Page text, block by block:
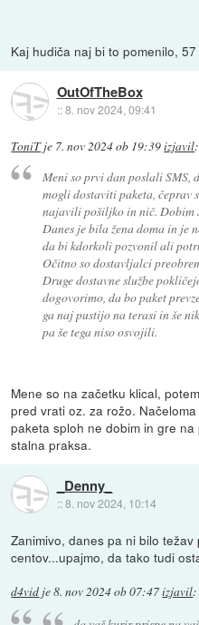
Kaj hudiča naj bi to pomenilo,
OutOfTheBox
::8. nov 2024, 09:41
ToniTje 7. nov 2024 ob 19:39izjavil:
Meni so prvi dan poslali SMS,
mogli dostaviti paketa, čeprav
najavili pošiljko in nič. Dobim
Danes je bila žena doma in je
da bi kdorkoli pozvonil ali
Očitno so dostavljalci
Druge dostavne službe
dogovorimo, da bo paket
ga naj pustijo na terasi in še
pa še tega niso osvojili.
Mene so na začetku klical,
pred vrati oz. za rožo.
paketa sploh ne dobim in gre
stalna praksa.
_Denny_
::8. nov 2024, 10:14
Zanimivo, danes pa ni bilo
centov...upajmo, da tako tudi
d4vid je8. nov 2024 ob 07:47izjavil: